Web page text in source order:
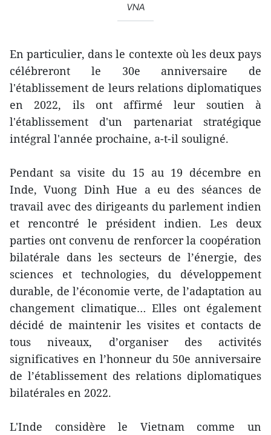
VNA
En particulier, dans le contexte où les deux pays
célébreront le 30e anniversaire de
l'établissement de leurs relations diplomatiques
en 2022, ils ont affirmé leur soutien à
l'établissement d'un partenariat stratégique
intégral l'année prochaine, a-t-il souligné.
Pendant sa visite du 15 au 19 décembre en
Inde, Vuong Dinh Hue a eu des séances de
travail avec des dirigeants du parlement indien
et rencontré le président indien. Les deux
parties ont convenu de renforcer la coopération
bilatérale dans les secteurs de l’énergie, des
sciences et technologies, du développement
durable, de l’économie verte, de l’adaptation au
changement climatique… Elles ont également
décidé de maintenir les visites et contacts de
tous niveaux, d’organiser des activités
significatives en l’honneur du 50e anniversaire
de l’établissement des relations diplomatiques
bilatérales en 2022.
L'Inde considère le Vietnam comme un